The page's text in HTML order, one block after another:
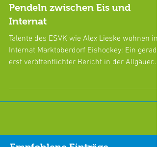
Pendeln zwischen Eis und
Internat
Talente des ESVK wie Alex Lieske wohnen im
erst veröffentlichter Bericht in der Allgäuer...